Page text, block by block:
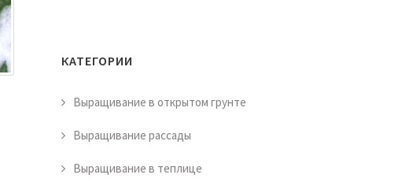
КАТЕГОРИИ
Выращивание в открытом грунте
Выращивание рассады
Выращивание в теплице